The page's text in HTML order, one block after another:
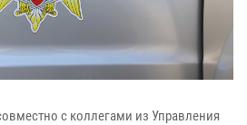
с коллегами из Управления